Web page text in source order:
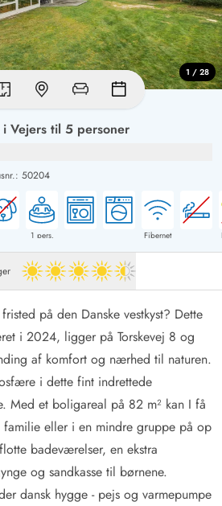
Vejers til 5 personer
50204
1 pers. Fibernet
1 / 28
4.5 ud af 5
på den Danske vestkyst? Dette
i 2024, ligger på Torskevej 8 og
af komfort og nærhed til naturen.
i dette fint indrettede
Med et boligareal på 82 m² kan I få
eller i en mindre gruppe på op
badeværelser, en ekstra
og sandkasse til børnene.
dansk hygge - pejs og varmepumpe